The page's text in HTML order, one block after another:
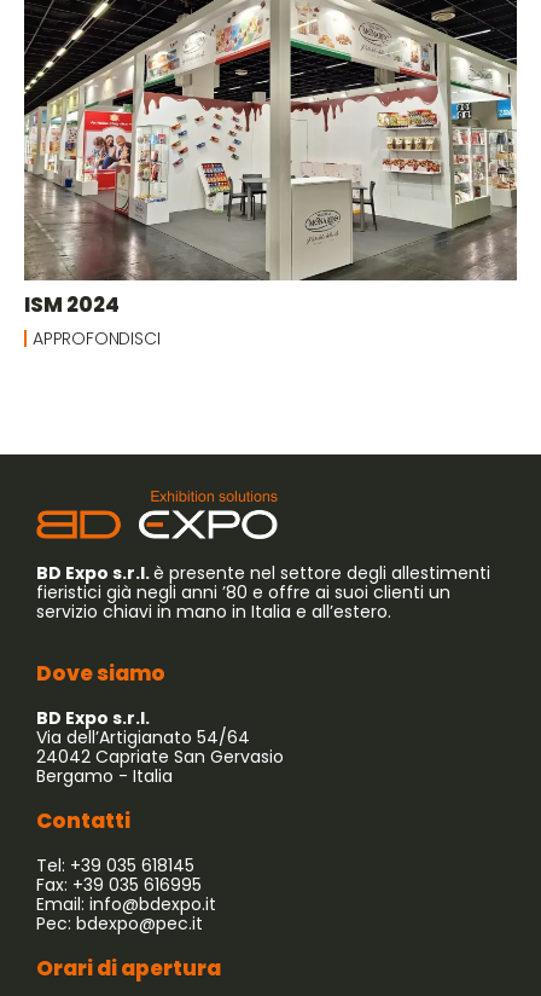
ISM 2024
APPROFONDISCI
BD Expo s.r.l.è presente nel settore degli allestimenti
fieristici già negli anni ’80 e offre ai suoi clienti un
servizio chiavi in mano in Italia e all’estero.
Dove siamo
BD Expo s.r.l.
Via dell’Artigianato 54/64
24042 Capriate San Gervasio
Bergamo - Italia
Contatti
Tel: +39 035 618145
Fax: +39 035 616995
Email: info@bdexpo.it
Pec: bdexpo@pec.it
Orari di apertura